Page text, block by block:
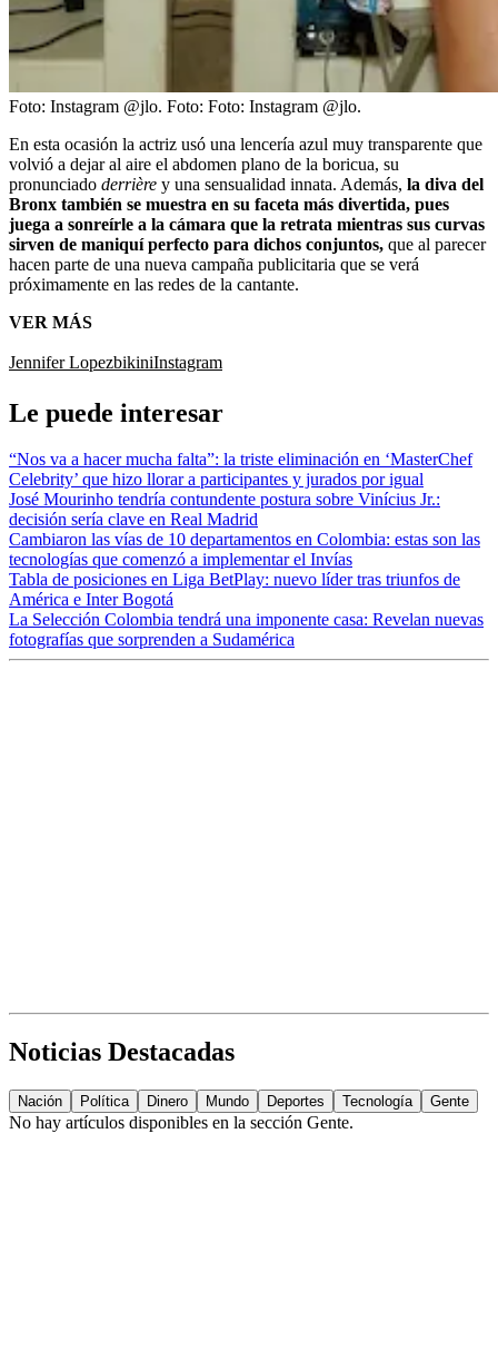
Foto: Instagram @jlo. Foto: Foto: Instagram @jlo.
En esta ocasión la actriz usó una lencería azul muy transparente que
volvió a dejar al aire el abdomen plano de la boricua, su
pronunciado derrière y una sensualidad innata. Además, la diva del
Bronx también se muestra en su faceta más divertida, pues
juega a sonreírle a la cámara que la retrata mientras sus curvas
sirven de maniquí perfecto para dichos conjuntos, que al parecer
hacen parte de una nueva campaña publicitaria que se verá
próximamente en las redes de la cantante.
VER MÁS
Jennifer LopezbikiniInstagram
Le puede interesar
“Nos va a hacer mucha falta”: la triste eliminación en ‘MasterChef
Celebrity’ que hizo llorar a participantes y jurados por igual
José Mourinho tendría contundente postura sobre Vinícius Jr.:
decisión sería clave en Real Madrid
Cambiaron las vías de 10 departamentos en Colombia: estas son las
tecnologías que comenzó a implementar el Invías
Tabla de posiciones en Liga BetPlay: nuevo líder tras triunfos de
América e Inter Bogotá
La Selección Colombia tendrá una imponente casa: Revelan nuevas
fotografías que sorprenden a Sudamérica
Noticias Destacadas
Nación Política Dinero Mundo Deportes Tecnología Gente
No hay artículos disponibles en la sección Gente.